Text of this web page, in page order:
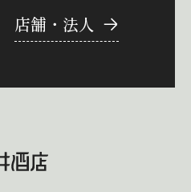
店舗・法人